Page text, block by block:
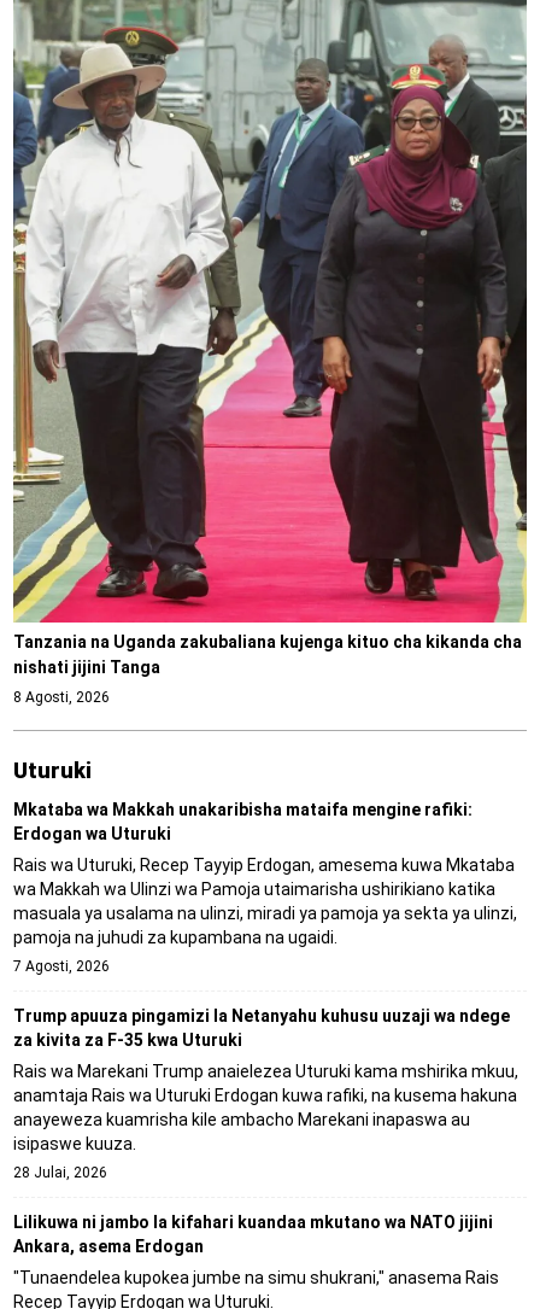
Tanzania na Uganda zakubaliana kujenga kituo cha kikanda cha
nishati jijini Tanga
8 Agosti, 2026
Uturuki
Mkataba wa Makkah unakaribisha mataifa mengine rafiki:
Erdogan wa Uturuki
Rais wa Uturuki, Recep Tayyip Erdogan, amesema kuwa Mkataba
wa Makkah wa Ulinzi wa Pamoja utaimarisha ushirikiano katika
masuala ya usalama na ulinzi, miradi ya pamoja ya sekta ya ulinzi,
pamoja na juhudi za kupambana na ugaidi.
7 Agosti, 2026
Trump apuuza pingamizi la Netanyahu kuhusu uuzaji wa ndege
za kivita za F-35 kwa Uturuki
Rais wa Marekani Trump anaielezea Uturuki kama mshirika mkuu,
anamtaja Rais wa Uturuki Erdogan kuwa rafiki, na kusema hakuna
anayeweza kuamrisha kile ambacho Marekani inapaswa au
isipaswe kuuza.
28 Julai, 2026
Lilikuwa ni jambo la kifahari kuandaa mkutano wa NATO jijini
Ankara, asema Erdogan
"Tunaendelea kupokea jumbe na simu shukrani," anasema Rais
Recep Tayyip Erdogan wa Uturuki.